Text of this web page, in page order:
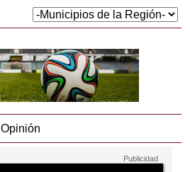
Opinión